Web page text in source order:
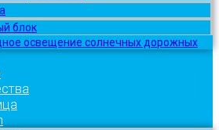
блок
освещение солнечных дорожных